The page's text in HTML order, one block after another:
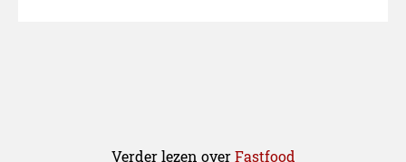
Verder lezen overFastfood